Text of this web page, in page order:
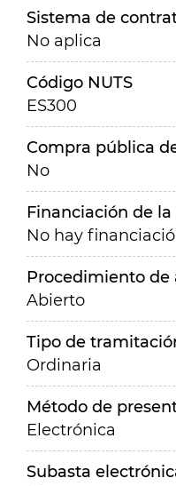
Sistema de
No aplica
Código NUTS
ES300
Compra pública
No
Financiación de
No hay
Procedimiento de
Abierto
Tipo de
Ordinaria
Método de
Electrónica
Subasta